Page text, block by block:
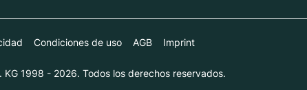
Condiciones de uso AGB Imprint
1998 - 2026. Todos los derechos reservados.